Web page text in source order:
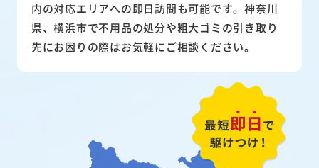
内の対応エリアへの即日訪問も可能です。神奈川
県、横浜市で不用品の処分や粗大ゴミの引き取り
先にお困りの際はお気軽にご相談ください。